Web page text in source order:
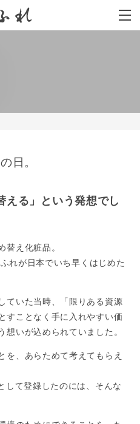
日。
える」という発想でし
替え化粧品。
れが日本でいち早くはじめた
ていた当時、「限りある資源
すことなく手に入れやすい価
いが込められていました。
を、あらためて考えてもらえ
して登録したのには、そんな